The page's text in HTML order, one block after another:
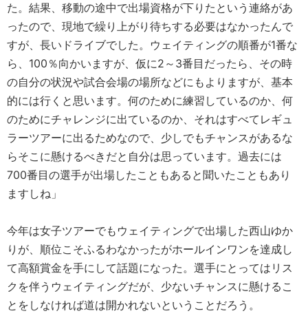
た。結果、移動の途中で出場資格が下りたという連絡があ
ったので、現地で繰り上がり待ちする必要はなかったんで
すが、長いドライブでした。ウェイティングの順番が1番な
ら、100％向かいますが、仮に2～3番目だったら、その時
の自分の状況や試合会場の場所などにもよりますが、基本
的には行くと思います。何のために練習しているのか、何
のためにチャレンジに出ているのか、それはすべてレギュ
ラーツアーに出るためなので、少しでもチャンスがあるな
らそこに懸けるべきだと自分は思っています。過去には
700番目の選手が出場したこともあると聞いたこともあり
ますしね」
今年は女子ツアーでもウェイティングで出場した西山ゆか
りが、順位こそふるわなかったがホールインワンを達成し
て高額賞金を手にして話題になった。選手にとってはリス
クを伴うウェイティングだが、少ないチャンスに懸けるこ
とをしなければ道は開かれないということだろう。